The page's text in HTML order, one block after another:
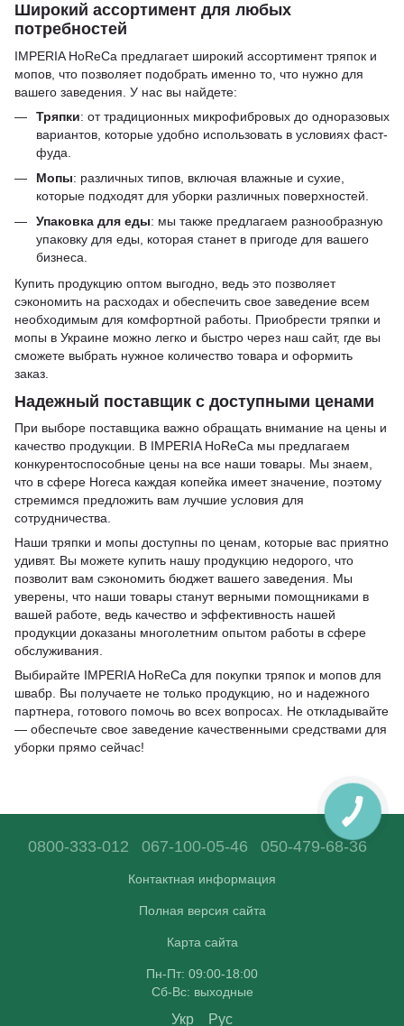
Широкий ассортимент для любых
потребностей
IMPERIA HoReCa предлагает широкий ассортимент тряпок и
мопов, что позволяет подобрать именно то, что нужно для
вашего заведения. У нас вы найдете:
Тряпки: от традиционных микрофибровых до одноразовых
вариантов, которые удобно использовать в условиях фаст-
фуда.
Мопы: различных типов, включая влажные и сухие,
которые подходят для уборки различных поверхностей.
Упаковка для еды: мы также предлагаем разнообразную
упаковку для еды, которая станет в пригоде для вашего
бизнеса.
Купить продукцию оптом выгодно, ведь это позволяет
сэкономить на расходах и обеспечить свое заведение всем
необходимым для комфортной работы. Приобрести тряпки и
мопы в Украине можно легко и быстро через наш сайт, где вы
сможете выбрать нужное количество товара и оформить
заказ.
Надежный поставщик с доступными ценами
При выборе поставщика важно обращать внимание на цены и
качество продукции. В IMPERIA HoReCa мы предлагаем
конкурентоспособные цены на все наши товары. Мы знаем,
что в сфере Horeca каждая копейка имеет значение, поэтому
стремимся предложить вам лучшие условия для
сотрудничества.
Наши тряпки и мопы доступны по ценам, которые вас приятно
удивят. Вы можете купить нашу продукцию недорого, что
позволит вам сэкономить бюджет вашего заведения. Мы
уверены, что наши товары станут верными помощниками в
вашей работе, ведь качество и эффективность нашей
продукции доказаны многолетним опытом работы в сфере
обслуживания.
Выбирайте IMPERIA HoReCa для покупки тряпок и мопов для
швабр. Вы получаете не только продукцию, но и надежного
партнера, готового помочь во всех вопросах. Не откладывайте
— обеспечьте свое заведение качественными средствами для
уборки прямо сейчас!
0800-333-012 067-100-05-46 050-479-68-36
Контактная информация
Полная версия сайта
Карта сайта
Пн-Пт: 09:00-18:00
Сб-Вс: выходные
Укр Рус